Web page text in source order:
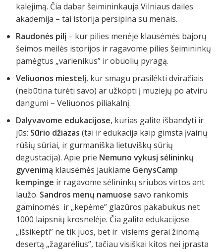
kalėjimą. Čia dabar šeimininkauja Vilniaus dailės
akademija – tai istorija persipina su menais.
Raudonės pilį – kur pilies menėje klausėmės bajorų
šeimos meilės istorijos ir ragavome pilies šeimininkų
pamėgtus „varienikus” ir obuolių pyragą.
Veliuonos miestelį, kur smagu prasilėkti dviračiais
(nebūtina turėti savo) ar užkopti į muziejų po atviru
dangumi – Veliuonos piliakalnį.
Dalyvavome edukacijose, kurias galite išbandyti ir
jūs: Sūrio džiazas (tai ir edukacija kaip gimsta įvairių
rūšių sūriai, ir gurmaniška lietuviškų sūrių
degustacija). Apie prie Nemuno vykusį sėlininkų
gyvenimą klausėmės jaukiame GenysCamp
kempinge ir ragavome sėlininkų sriubos virtos ant
laužo. Sandros menų namuose savo rankomis
gaminomės ir „kepėme” glazūros pakabukus net
1000 laipsnių krosnelėje. Čia galite edukacijose
„išsikepti” ne tik juos, bet ir visiems gerai žinomą
desertą „žagarėlius”, tačiau visiškai kitos nei įprasta